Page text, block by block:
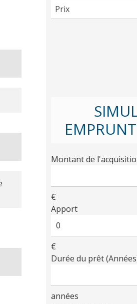
Prix
Montant de
€
Apport
€
Durée du prêt
années